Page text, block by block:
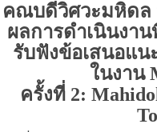
คณบดีวิศวะมหิดล
ผลการดำเนินงา
รับฟังข้อเสนอแ
ในงาน
ครั้งที่ 2: